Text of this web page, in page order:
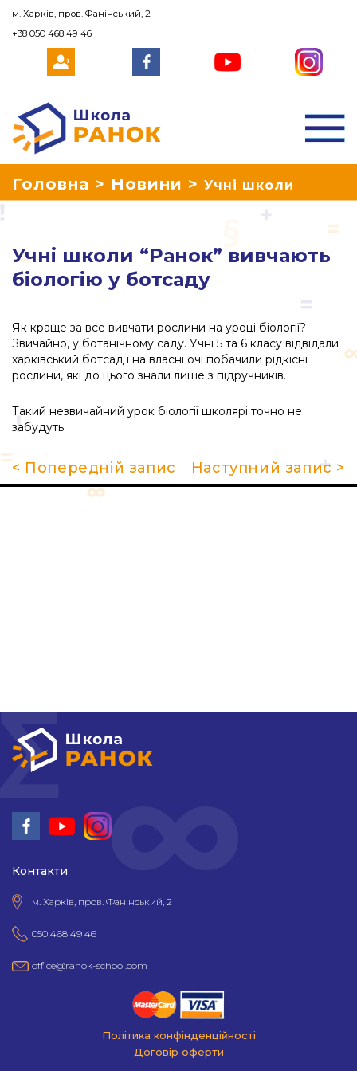
Школа Ранок
Головна > Новини > Учні школи
Учні школи “Ранок” вивчають
біологію у ботсаду
Як краще за все вивчати рослини на уроці біології?
Звичайно, у ботанічному саду. Учні 5 та 6 класу відвідали
харківський ботсад і на власні очі побачили рідкісні
рослини, які до цього знали лише з підручників.
Такий незвичайний урок біології школярі точно не
забудуть.
< Попередній запис Наступний запис >
Контакти
м. Харків, пров. Фанінський, 2
050 468 49 46
office@ranok-school.com
Політика конфінденційності
Договір оферти
м. Харків, пров. Фанінський, 2
+38 050 468 49 46